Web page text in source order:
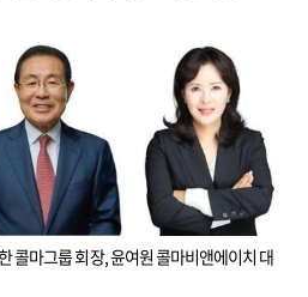
콜마그룹 회장, 윤여원 콜마비앤에이치 대